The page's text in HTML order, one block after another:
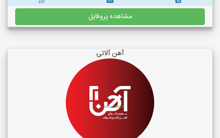
مشاهده پروفایل
آهن آلاتی